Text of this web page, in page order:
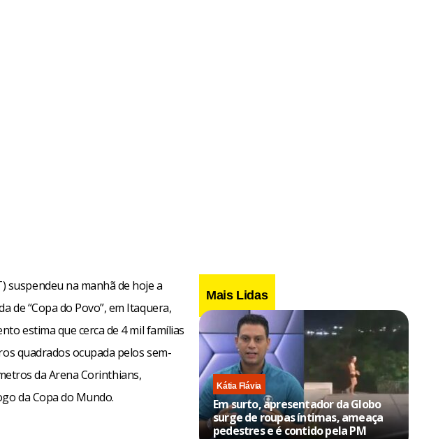
suspendeu na manhã de hoje a
de “Copa do Povo”, em Itaquera,
estima que cerca de 4 mil famílias
quadrados ocupada pelos sem-
da Arena Corinthians,
da Copa do Mundo.
Mais Lidas
Kátia Flávia
Em surto, apresentador da Globo
surge de roupas íntimas, ameaça
pedestres e é contido pela PM